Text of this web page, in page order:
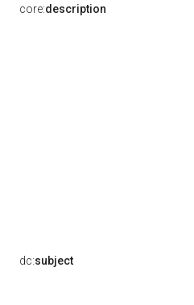
core:description
dc:subject